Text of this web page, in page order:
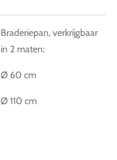
Braderiepan, verkrijgbaar
in 2 maten:
Ø 60 cm
Ø 110 cm